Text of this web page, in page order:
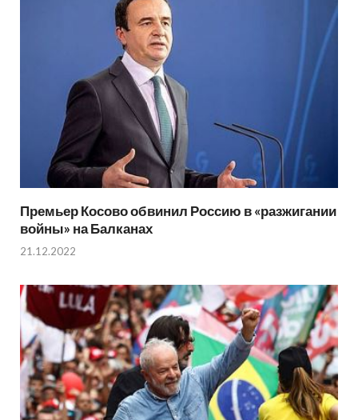
Премьер Косово обвинил Россию в «разжигании
войны» на Балканах
21.12.2022